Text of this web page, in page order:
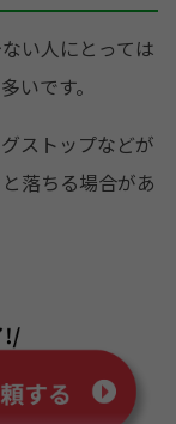
い人にとっては
いです。
ストップなどが
落ちる場合があ